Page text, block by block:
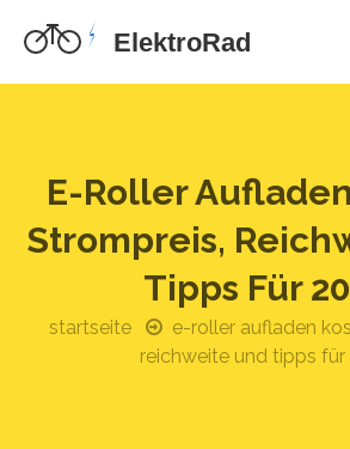
E-Roller
Strompreis,
Tipps Für
startseite
e-roller aufladen
reichweite und tipps für